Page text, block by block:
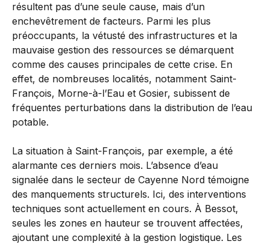
résultent pas d’une seule cause, mais d’un
enchevêtrement de facteurs. Parmi les plus
préoccupants, la vétusté des infrastructures et la
mauvaise gestion des ressources se démarquent
comme des causes principales de cette crise. En
effet, de nombreuses localités, notamment Saint-
François, Morne-à-l’Eau et Gosier, subissent de
fréquentes perturbations dans la distribution de l’eau
potable.
La situation à Saint-François, par exemple, a été
alarmante ces derniers mois. L’absence d’eau
signalée dans le secteur de Cayenne Nord témoigne
des manquements structurels. Ici, des interventions
techniques sont actuellement en cours. À Bessot,
seules les zones en hauteur se trouvent affectées,
ajoutant une complexité à la gestion logistique. Les